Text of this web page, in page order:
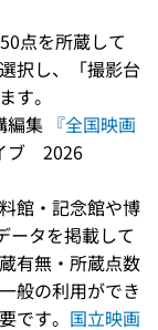
点を所蔵して
択し、「撮影台
す。
編集 『全国映画
ブ 2026
館・記念館や博
ータを掲載して
有無・所蔵点数
般の利用ができ
です。 国立映画